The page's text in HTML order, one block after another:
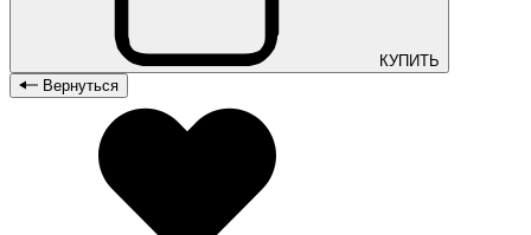
КУПИТЬ
Вернуться